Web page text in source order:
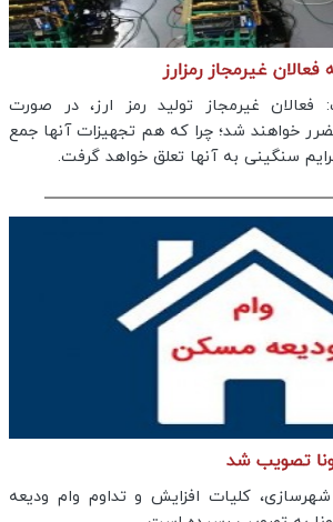
غیرمجاز رمزارز
فعالان غیرمجاز تولید رمز ارز، در صورت
خواهند شد؛ چرا که هم تجهیزات آنها جمع
سنگینی به آنها تعلق خواهد گرفت.
تصویب شد
شهرسازی، کلیات افزایش و تداوم وام ودیعه